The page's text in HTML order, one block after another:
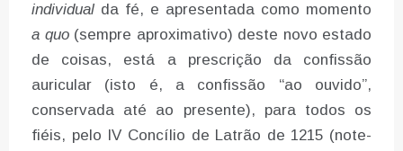
individual da fé, e apresentada como momento
a quo (sempre aproximativo) deste novo estado
de coisas, está a prescrição da confissão
auricular (isto é, a confissão “ao ouvido”,
conservada até ao presente), para todos os
fiéis, pelo IV Concílio de Latrão de 1215 (note-